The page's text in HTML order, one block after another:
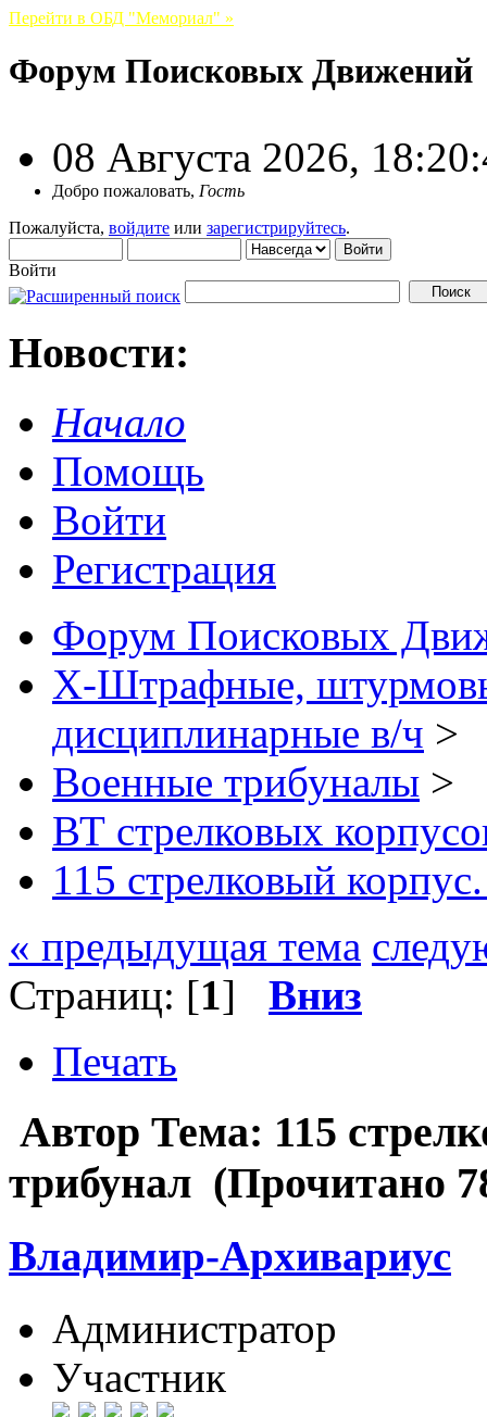
Перейти в ОБД "Мемориал" »
Форум Поисковых Движений
08 Августа 2026,
Добро пожаловать, Гость
Пожалуйста, войдите или зарегистрируйтесь.
Войти
Новости:
Начало
Помощь
Войти
Регистрация
Форум Поисковых
X-Штрафные,
дисциплинарные в/ч >
Военные трибуналы >
ВТ стрелковых
115 стрелковый
« предыдущая тема
Страниц: [1] Вниз
Печать
Автор Тема: 115
трибунал (Прочитано
Владимир-Архивариус
Администратор
Участник